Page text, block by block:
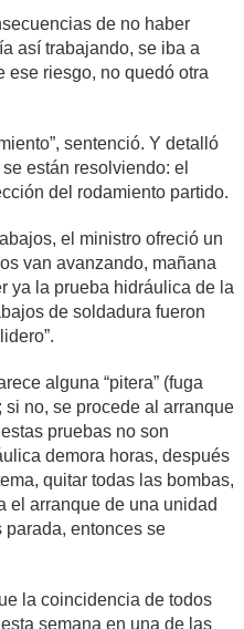
de no haber
así trabajando, se iba a
ese riesgo, no quedó otra
sentenció. Y detalló
están resolviendo: el
del rodamiento partido.
el ministro ofreció un
van avanzando, mañana
ya la prueba hidráulica de la
de soldadura fueron
alguna “pitera” (fuga
no, se procede al arranque
pruebas no son
demora horas, después
quitar todas las bombas,
arranque de una unidad
entonces se
la coincidencia de todos
semana en una de las